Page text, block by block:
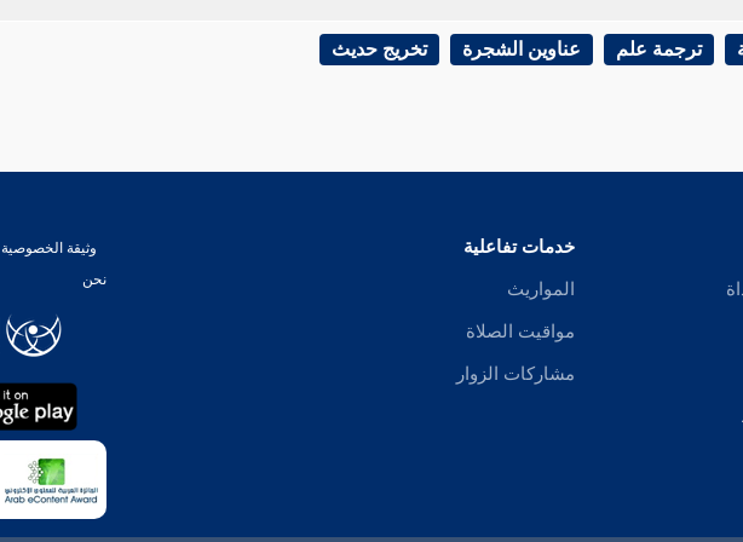
ترجمة علم عناوين الشجرة تخريج حديث
خدمات تفاعلية
المواريث
مواقيت الصلاة
مشاركات الزوار
وثيقة الخصوصية
نحن